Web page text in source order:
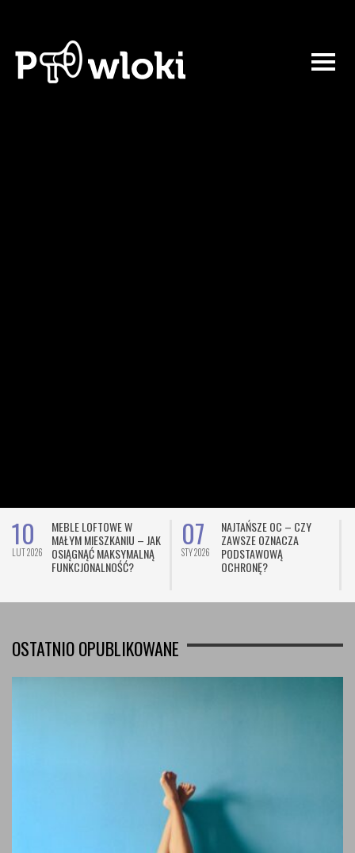
10
LUT 2026
MEBLE LOFTOWE W
MAŁYM MIESZKANIU – JAK
OSIĄGNĄĆ MAKSYMALNĄ
FUNKCJONALNOŚĆ?
07
STY 2026
NAJTAŃSZE OC – CZY
ZAWSZE OZNACZA
PODSTAWOWĄ
OCHRONĘ?
OSTATNIO OPUBLIKOWANE